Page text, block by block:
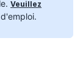
Veuillez